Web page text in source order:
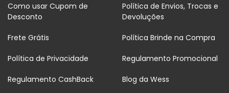
Como usar Cupom de
Desconto
Política de Envios, Trocas e
Devoluções
Frete Grátis Política Brinde na Compra
Política de Privacidade Regulamento Promocional
Regulamento CashBack Blog da Wess